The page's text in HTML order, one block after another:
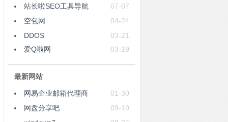
站长啦SEO工具导航
07-07
空包网
04-24
DDOS
03-21
爱Q啦网
03-19
最新网站
网易企业邮箱代理商
01-30
网盘分享吧
09-19